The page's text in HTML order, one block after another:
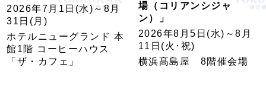
2026年7月1日(水)～8月
31日(月)
ホテルニューグランド 本
館1階 コーヒーハウス
「ザ・カフェ」
場（コリアンシジャ
ン）」
2026年8月5日(水)～8月
11日(火･祝)
横浜髙島屋 8階催会場